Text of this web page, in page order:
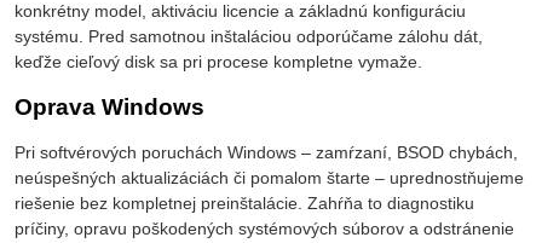
konkrétny model, aktiváciu licencie a základnú konfiguráciu
systému. Pred samotnou inštaláciou odporúčame zálohu dát,
keďže cieľový disk sa pri procese kompletne vymaže.
Oprava Windows
Pri softvérových poruchách Windows – zamŕzaní, BSOD chybách,
neúspešných aktualizáciách či pomalom štarte – uprednostňujeme
riešenie bez kompletnej preinštalácie. Zahŕňa to diagnostiku
príčiny, opravu poškodených systémových súborov a odstránenie